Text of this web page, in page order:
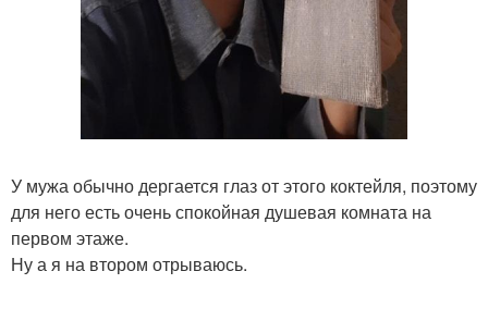
У мужа обычно дергается глаз от этого коктейля, поэтому
для него есть очень спокойная душевая комната на
первом этаже.
Ну а я на втором отрываюсь.